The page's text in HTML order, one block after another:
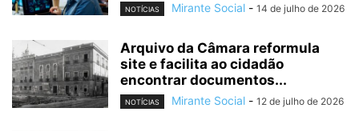
NOTÍCIAS Mirante Social - 14 de julho de 2026
Arquivo da Câmara reformula
site e facilita ao cidadão
encontrar documentos...
NOTÍCIAS Mirante Social - 12 de julho de 2026